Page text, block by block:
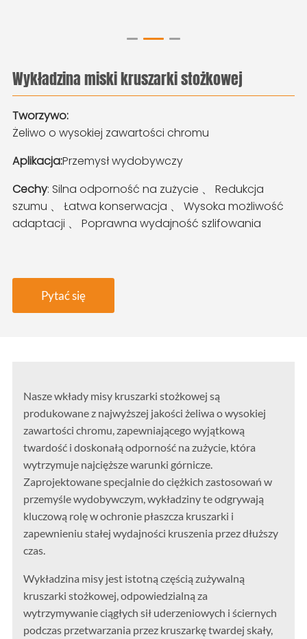
Wykładzina miski kruszarki stożkowej
Tworzywo:
Żeliwo o wysokiej zawartości chromu
Aplikacja:Przemysł wydobywczy
Cechy: Silna odporność na zużycie 、 Redukcja
szumu 、 Łatwa konserwacja 、 Wysoka możliwość
adaptacji 、 Poprawna wydajność szlifowania
Pytać się
Nasze wkłady misy kruszarki stożkowej są
produkowane z najwyższej jakości żeliwa o wysokiej
zawartości chromu, zapewniającego wyjątkową
twardość i doskonałą odporność na zużycie, która
wytrzymuje najcięższe warunki górnicze.
Zaprojektowane specjalnie do ciężkich zastosowań w
przemyśle wydobywczym, wykładziny te odgrywają
kluczową rolę w ochronie płaszcza kruszarki i
zapewnieniu stałej wydajności kruszenia przez dłuższy
czas.
Wykładzina misy jest istotną częścią zużywalną
kruszarki stożkowej, odpowiedzialną za
wytrzymywanie ciągłych sił uderzeniowych i ściernych
podczas przetwarzania przez kruszarkę twardej skały,